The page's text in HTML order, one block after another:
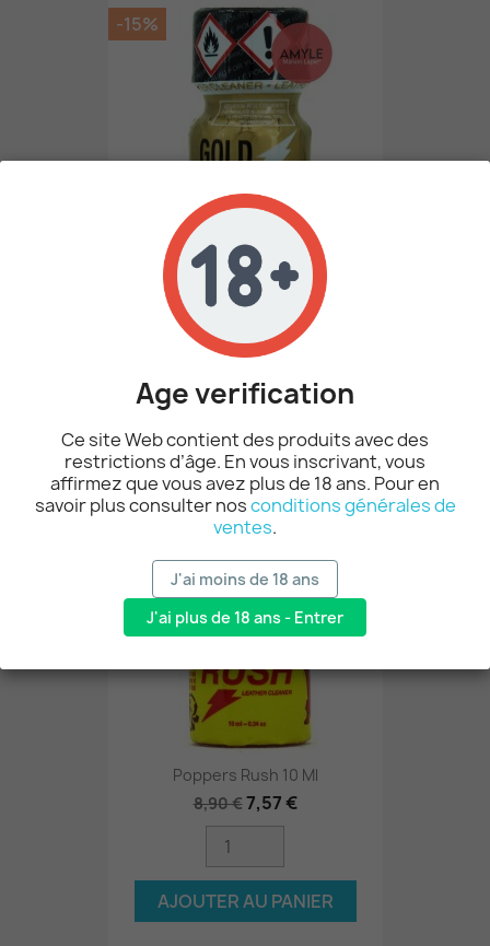
Poppers Gold Rush 10 Ml
8,90 €7,57 €
AJOUTER AU PANIER
-15%
Poppers Rush 10 Ml
8,90 €7,57 €
AJOUTER AU PANIER
-15%
Age verification
Ce site Web contient des produits avec des
restrictions d’âge. En vous inscrivant, vous
affirmez que vous avez plus de 18 ans. Pour en
savoir plus consulter nosconditions générales de
ventes.
J'ai moins de 18 ans
J'ai plus de 18 ans - Entrer